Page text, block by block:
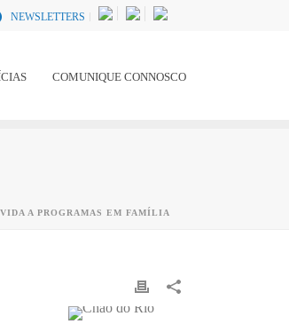
NEWSLETTERS
COMUNIQUE CONNOSCO
A PROGRAMAS EM FAMÍLIA